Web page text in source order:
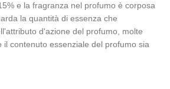
e la fragranza nel profumo è corposa
la quantità di essenza che
d'azione del profumo, molte
il contenuto essenziale del profumo sia